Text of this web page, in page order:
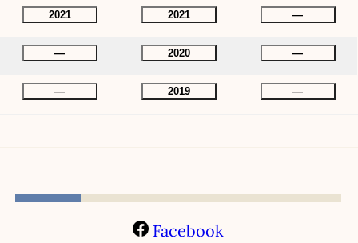
2021 2021 —
— 2020 —
— 2019 —
Facebook